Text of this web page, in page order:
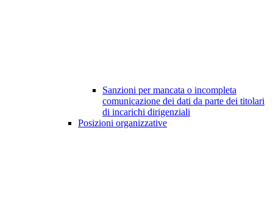
Sanzioni per mancata o incompleta
comunicazione dei dati da parte dei titolari
di incarichi dirigenziali
Posizioni organizzative